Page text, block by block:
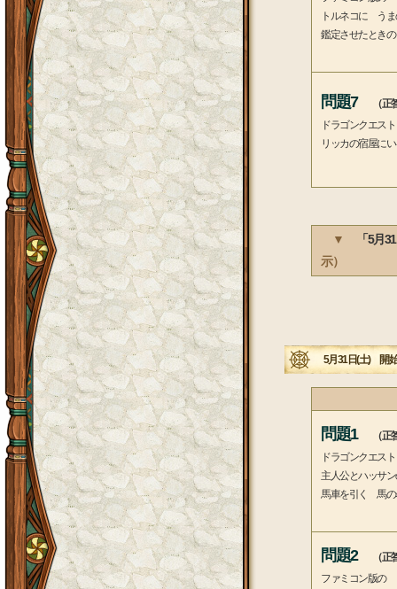
トルネコに うま
鑑定させたとき
問題7
（
ドラゴンクエス
リッカの宿屋に
▼
「5月
示）
5月31日(土) 開始
問題1
（
ドラゴンクエス
主人公とハッサ
馬車を引く 馬の
問題2
（
ファミコン版の